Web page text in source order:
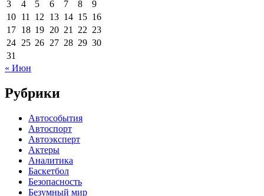
3
4 5 6 7 8
9
10 11 12 13 14 15 16
17 18 19 20 21 22 23
24 25 26 27 28 29 30
31
« Июн
Рубрики
Автособытия
Автоспорт
Автоэксперт
Актеры
Аналитика
Баскетбол
Безопасность
Безумный мир